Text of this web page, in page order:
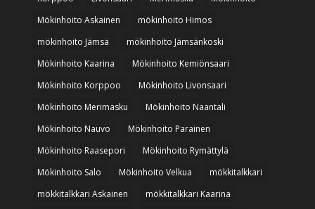
Mökinhoito Askainen
mökinhoito Himos
mökinhoito Jämsä
mökinhoito Jämsänkoski
Mökinhoito Kaarina
Mökinhoito Kemiönsaari
Mökinhoito Korppoo
Mökinhoito Livonsaari
Mökinhoito Merimasku
Mökinhoito Naantali
Mökinhoito Nauvo
Mökinhoito Parainen
Mökinhoito Raasepori
Mökinhoito Rymättylä
Mökinhoito Salo
Mökinhoito Velkua
mökkitalkkari
mökkitalkkari Askainen
mökkitalkkari Kaarina